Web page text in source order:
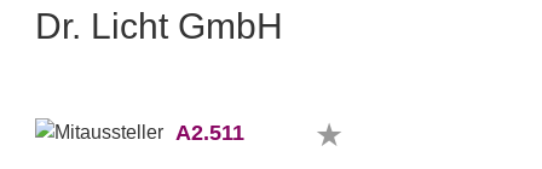
Dr. Licht GmbH
A2.511